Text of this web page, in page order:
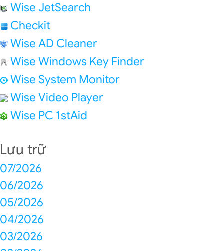
Wise JetSearch
Checkit
Wise AD Cleaner
Wise Windows Key Finder
Wise System Monitor
Wise Video Player
Wise PC 1stAid
Lưu trữ
07/2026
06/2026
05/2026
04/2026
03/2026